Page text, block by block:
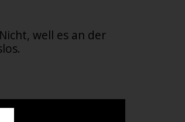
well es an der